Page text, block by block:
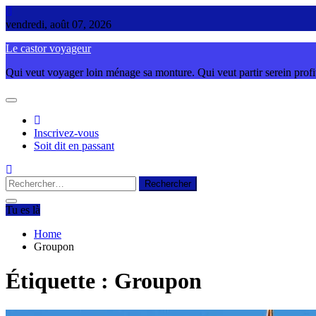
Skip
to
vendredi, août 07, 2026
Le castor voyageur
Qui veut voyager loin ménage sa monture. Qui veut partir serein
Inscrivez-vous
Soit dit en passant
Rechercher :
Tu es là
Home
Groupon
Étiquette : Groupon